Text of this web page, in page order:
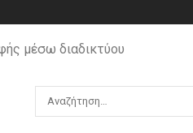
μέσω διαδικτύου